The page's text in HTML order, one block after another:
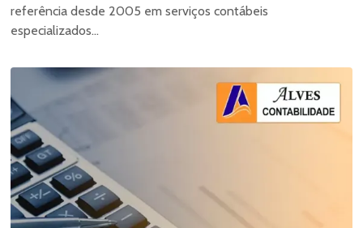
referência desde 2005 em serviços contábeis
especializados...